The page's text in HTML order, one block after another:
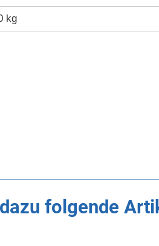
kg
folgende